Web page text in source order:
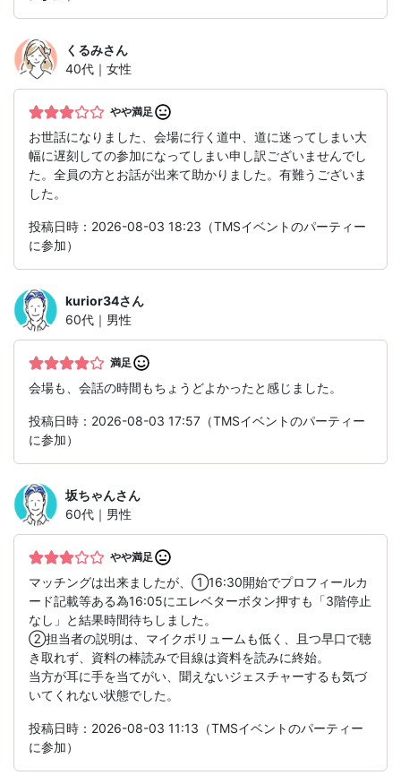
くるみさん
40代｜女性
やや満足
お世話になりました、会場に行く道中、道に迷ってしまい大
幅に遅刻しての参加になってしまい申し訳ございませんでし
た。全員の方とお話が出来て助かりました。有難うございま
した。
投稿日時：2026-08-03 18:23（TMSイベントのパーティー
に参加）
kurior34さん
60代｜男性
満足
会場も、会話の時間もちょうどよかったと感じました。
投稿日時：2026-08-03 17:57（TMSイベントのパーティー
に参加）
坂ちゃんさん
60代｜男性
やや満足
マッチングは出来ましたが、①16:30開始でプロフィールカ
ード記載等ある為16:05にエレベターボタン押すも「3階停止
なし」と結果時間待ちしました。
②担当者の説明は、マイクボリュームも低く、且つ早口で聴
き取れず、資料の棒読みで目線は資料を読みに終始。
当方が耳に手を当てがい、聞えないジェスチャーするも気づ
いてくれない状態でした。
投稿日時：2026-08-03 11:13（TMSイベントのパーティー
に参加）